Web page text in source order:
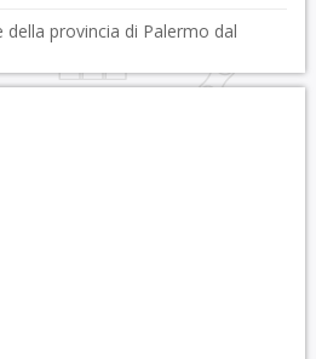
della provincia di Palermo dal